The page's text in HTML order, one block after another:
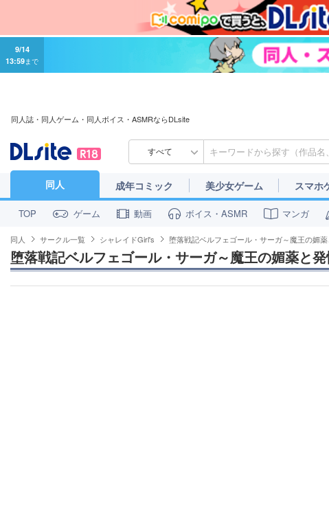
9/14
13:59まで
同人誌・同人ゲーム・同人ボイス・ASMRならDLsite
すべて
同人 成年コミック 美少女ゲーム スマホ
TOP ゲーム 動画 ボイス・ASMR マンガ
同人 サークル一覧 シャレイドGirl's 堕落戦記ベルフェゴール・サーガ～魔王の媚
堕落戦記ベルフェゴール・サーガ～魔王の媚薬と